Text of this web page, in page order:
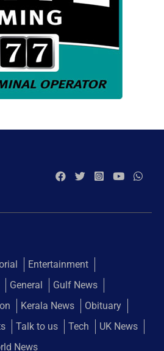
Entertainment
General
Gulf News
Kerala News
Obituary
Talk to us Tech
UK News
News